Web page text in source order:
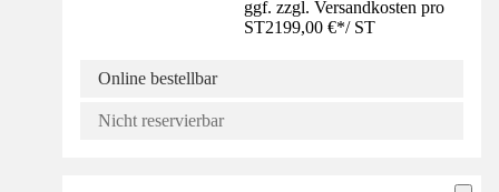
ggf. zzgl. Versandkosten pro
ST2199,00 €*/ ST
Online bestellbar
Nicht reservierbar